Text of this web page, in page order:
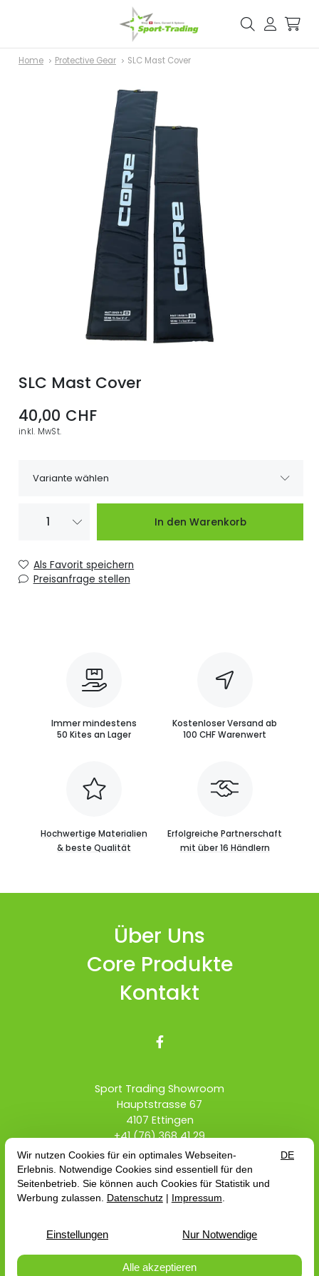
Home Protective Gear SLC Mast Cover
SLC Mast Cover
40,00 CHF
inkl. MwSt.
Variante wählen
Mast Cover 71
Anfragen.
40,00 CHF
cm
Anfragen.
In den Warenkorb
Als Favorit speichern
Preisanfrage stellen
Immer mindestens
50 Kites an Lager
Kostenloser Versand ab
100 CHF Warenwert
Hochwertige Materialien
& beste Qualität
Erfolgreiche Partnerschaft
mit über 16 Händlern
Über Uns
Core Produkte
Kontakt

Sport Trading Showroom
Hauptstrasse 67
4107 Ettingen
+41 (76) 368 41 29
info@sport-trading.ch
Händler Schweiz Teamrider
© 2026 Sport Trading Showroom — Site byprointernet